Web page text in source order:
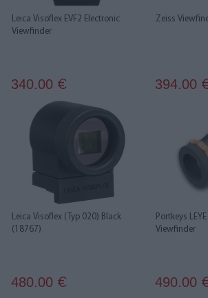
Leica Visoflex EVF2 Electronic
Viewfinder
340.00 €
Zeiss
394.00
Leica Visoflex (Typ 020) Black
(18767)
480.00 €
Portkeys
Viewfinder
490.00